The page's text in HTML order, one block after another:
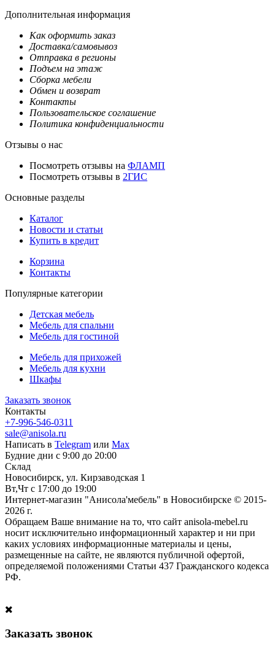
Дополнительная информация
Как оформить заказ
Доставка/самовывоз
Отправка в регионы
Подъем на этаж
Сборка мебели
Обмен и возврат
Контакты
Пользовательское соглашение
Политика конфиденциальности
Отзывы о нас
Посмотреть отзывы на ФЛАМП
Посмотреть отзывы в 2ГИС
Основные разделы
Каталог
Новости и статьи
Купить в кредит
Корзина
Контакты
Популярные категории
Детская мебель
Мебель для спальни
Мебель для гостиной
Мебель для прихожей
Мебель для кухни
Шкафы
Заказать звонок
Контакты
+7-996-546-0311
sale@anisola.ru
Написать в Telegram или Max
Будние дни с 9:00 до 20:00
Склад
Новосибирск, ул. Кирзаводская 1
Вт,Чт с 17:00 до 19:00
Интернет-магазин "Анисола'мебель" в Новосибирске © 2015-
2026 г.
Обращаем Ваше внимание на то, что сайт anisola-mebel.ru
носит исключительно информационный характер и ни при
каких условиях информационные материалы и цены,
размещенные на сайте, не являются публичной офертой,
определяемой положениями Статьи 437 Гражданского кодекса
РФ.
Заказать звонок